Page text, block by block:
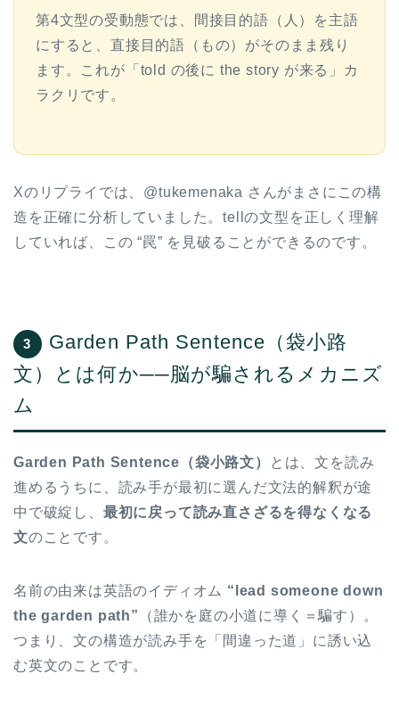
第4文型の受動態では、間接目的語（人）を主語
にすると、直接目的語（もの）がそのまま残り
ます。これが「told の後に the story が来る」カ
ラクリです。
Xのリプライでは、@tukemenaka さんがまさにこの構
造を正確に分析していました。tellの文型を正しく理解
していれば、この “罠” を見破ることができるのです。
3
Garden Path Sentence（袋小路
文）とは何か──脳が騙されるメカニズ
ム
Garden Path Sentence（袋小路文）
とは、文を読み
進めるうちに、読み手が最初に選んだ文法的解釈が途
中で破綻し、 最初に戻って読み直さざるを得なくなる
文のことです。
名前の由来は英語のイディオム “lead someone down
the garden path”
（誰かを庭の小道に導く＝騙す）。
つまり、文の構造が読み手を「間違った道」に誘い込
む英文のことです。